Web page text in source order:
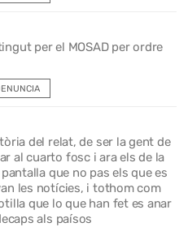
per el MOSAD per ordre
del relat, de ser la gent de
al cuarto fosc i ara els de la
que no pas els que es
les notícies, i tothom com
que lo que han fet es anar
als paísos